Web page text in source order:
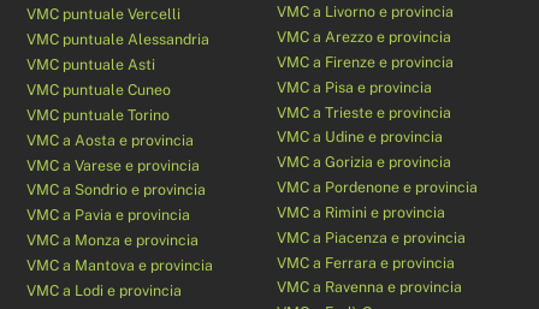
VMC puntuale Vercelli
VMC puntuale Alessandria
VMC puntuale Asti
VMC puntuale Cuneo
VMC puntuale Torino
VMC a Aosta e provincia
VMC a Varese e provincia
VMC a Sondrio e provincia
VMC a Pavia e provincia
VMC a Monza e provincia
VMC a Mantova e provincia
VMC a Lodi e provincia
VMC a Livorno e provincia
VMC a Arezzo e provincia
VMC a Firenze e provincia
VMC a Pisa e provincia
VMC a Trieste e provincia
VMC a Udine e provincia
VMC a Gorizia e provincia
VMC a Pordenone e provincia
VMC a Rimini e provincia
VMC a Piacenza e provincia
VMC a Ferrara e provincia
VMC a Ravenna e provincia